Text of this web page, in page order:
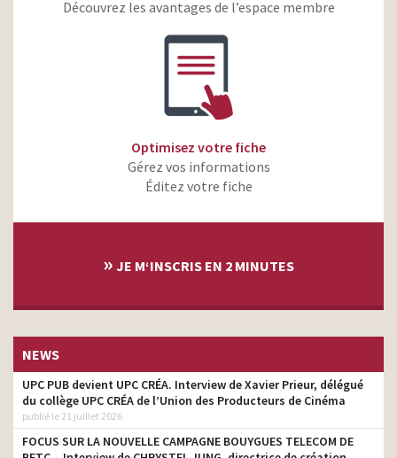
Citroen – Nouveau C4
agence
agence
Citroen – DS5 Hybrid4
agence
quelque chose à vous
agence
Citroën – Cabrio C3
agence
Citroën – Music Touch
agence
Citroën – Nouveau Citroën
C3 Picasso
agence
Crédit Mutuel – Les
Découvrez les avantages de l’espace membre
Optimisez votre fiche
Gérez vos informations
Éditez votre fiche
» JE M‘INSCRIS EN 2 MINUTES
NEWS
UPC PUB devient UPC CRÉA. Interview de Xavier Prieur, délégué
du collège UPC CRÉA de l’Union des Producteurs de Cinéma
publié le 21 juillet 2026
FOCUS SUR LA NOUVELLE CAMPAGNE BOUYGUES TELECOM DE